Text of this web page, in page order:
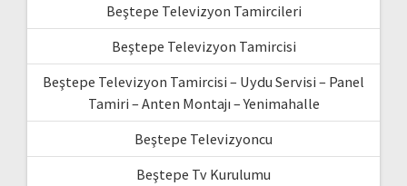
Beştepe Televizyon Tamircileri
Beştepe Televizyon Tamircisi
Beştepe Televizyon Tamircisi – Uydu Servisi – Panel
Tamiri – Anten Montajı – Yenimahalle
Beştepe Televizyoncu
Beştepe Tv Kurulumu